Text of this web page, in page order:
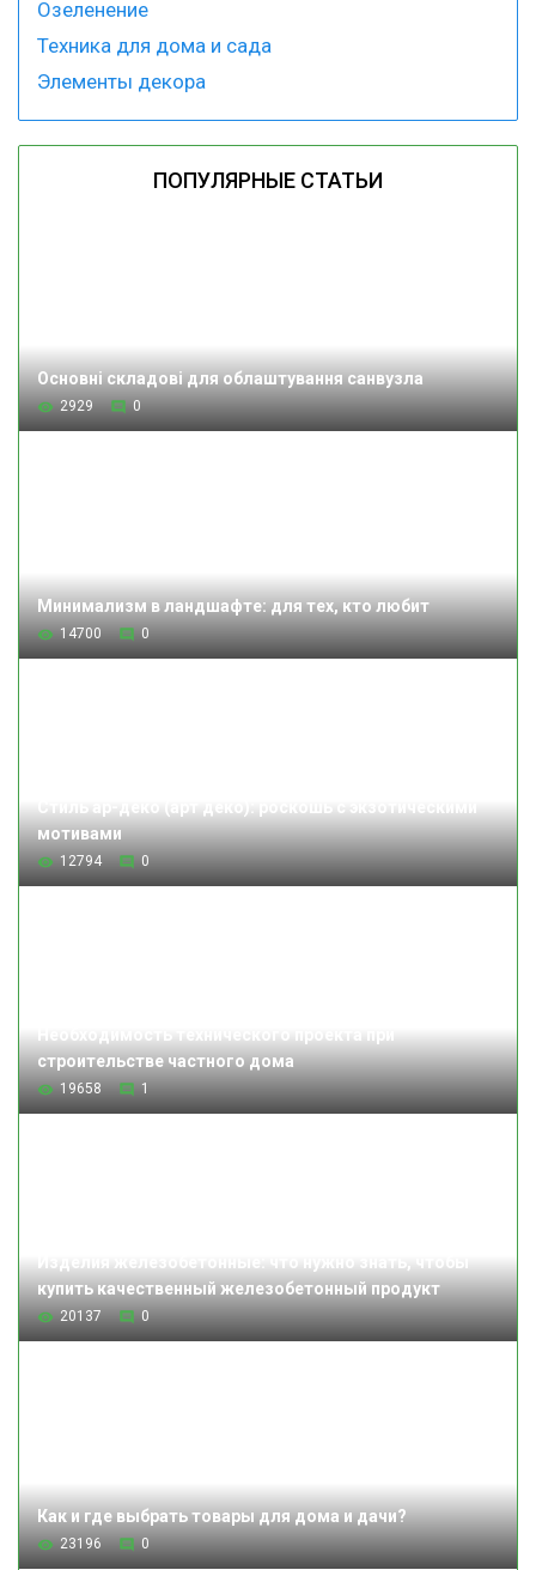
Озеленение
Техника для дома и сада
Элементы декора
ПОПУЛЯРНЫЕ СТАТЬИ
Основні складові для облаштування санвузла
2929 0
Минимализм в ландшафте: для тех, кто любит
14700 0
мотивами
12794 0
строительстве частного дома
19658 1
купить качественный железобетонный продукт
20137 0
Как и где выбрать товары для дома и дачи?
23196 0